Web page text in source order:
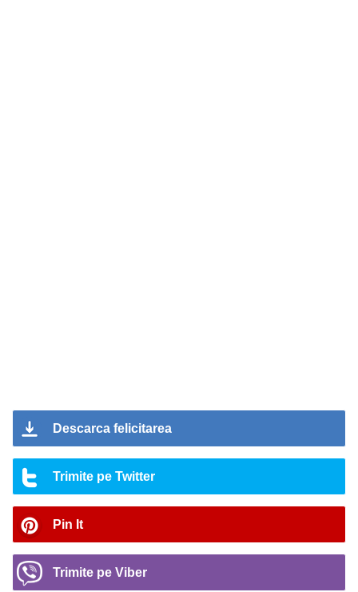
Descarca felicitarea
Trimite pe Twitter
Pin It
Trimite pe Viber